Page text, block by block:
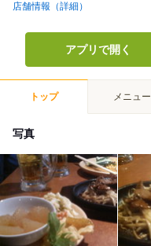
店舗情報（詳細）
アプリで開く
トップ メニュー
写真